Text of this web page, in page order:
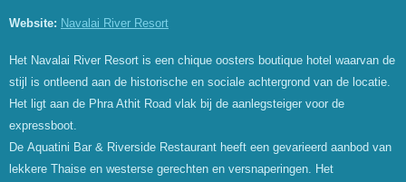
Website: Navalai River Resort
Het Navalai River Resort is een chique oosters boutique hotel waarvan de
stijl is ontleend aan de historische en sociale achtergrond van de locatie.
Het ligt aan de Phra Athit Road vlak bij de aanlegsteiger voor de
expressboot.
De Aquatini Bar & Riverside Restaurant heeft een gevarieerd aanbod van
lekkere Thaise en westerse gerechten en versnaperingen. Het